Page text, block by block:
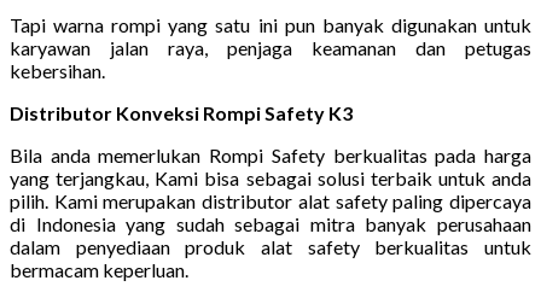
Tapi warna rompi yang satu ini pun banyak digunakan untuk
karyawan jalan raya, penjaga keamanan dan petugas
kebersihan.
Distributor Konveksi Rompi Safety K3
Bila anda memerlukan Rompi Safety berkualitas pada harga
yang terjangkau, Kami bisa sebagai solusi terbaik untuk anda
pilih. Kami merupakan distributor alat safety paling dipercaya
di Indonesia yang sudah sebagai mitra banyak perusahaan
dalam penyediaan produk alat safety berkualitas untuk
bermacam keperluan.